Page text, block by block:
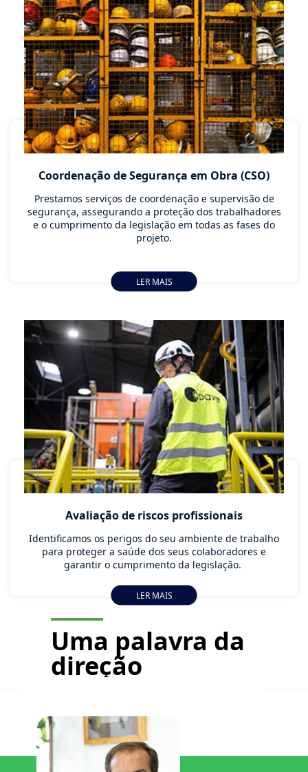
Coordenação de Segurança em Obra (CSO)
Prestamos serviços de coordenação e supervisão de
segurança, assegurando a proteção dos trabalhadores
e o cumprimento da legislação em todas as fases do
projeto.
LER MAIS
Avaliação de riscos profissionais
Identificamos os perigos do seu ambiente de trabalho
para proteger a saúde dos seus colaboradores e
garantir o cumprimento da legislação.
LER MAIS
Uma palavra da
direção